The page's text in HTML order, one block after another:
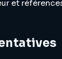
et